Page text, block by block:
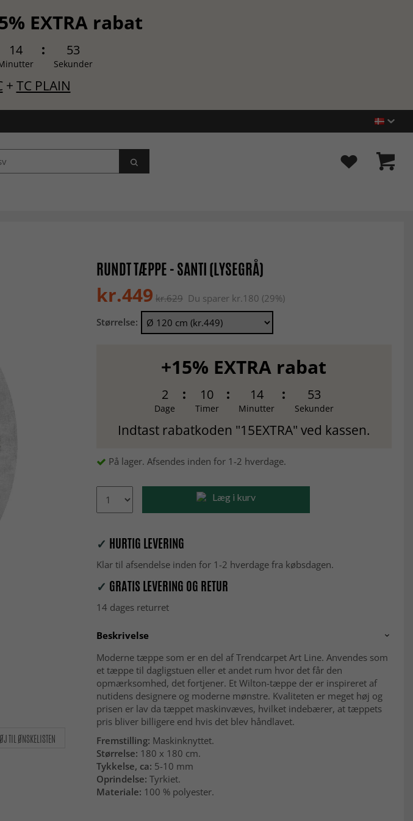
EXTRA rabat
14 52
Sekunder
+ TC PLAIN
RUNDT TÆPPE - SANTI (LYSEGRÅ)
kr.449 kr.629Du sparer kr.180 (29%)
Størrelse:
+15% EXTRA rabat
2
Dage
10
Timer
14
Minutter
52
Sekunder
Indtast rabatkoden "15EXTRA" ved kassen.
På lager. Afsendes inden for 1-2 hverdage.
Læg i kurv
✓ HURTIG LEVERING
Klar til afsendelse inden for 1-2 hverdage fra købsdagen.
✓ GRATIS LEVERING OG RETUR
14 dages returret
Beskrivelse
Moderne tæppe som er en del af Trendcarpet Art Line. Anvendes som
et tæppe til dagligstuen eller et andet rum hvor det får den
opmærksomhed, det fortjener. Et Wilton-tæppe der er inspireret af
nutidens designere og moderne mønstre. Kvaliteten er meget høj og
prisen er lav da tæppet maskinvæves, hvilket indebærer, at tæppets
pris bliver billigere end hvis det blev håndlavet.
Fremstilling: Maskinknyttet.
Størrelse: 180 x 180 cm.
Tykkelse, ca: 5-10 mm
Oprindelse: Tyrkiet.
Materiale: 100 % polyester.
TIL ØNSKELISTEN